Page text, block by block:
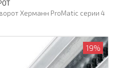
Херманн ProMatic серии 4
19%